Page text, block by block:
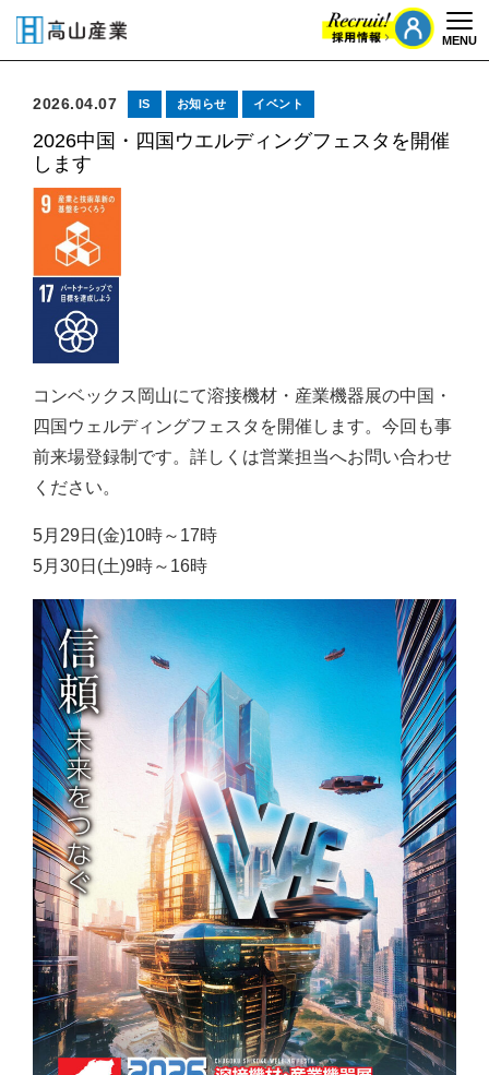
MENU
2026.04.07 IS お知らせ イベント
2026中国・四国ウエルディングフェスタを開催
します
コンベックス岡山にて溶接機材・産業機器展の中国・
四国ウェルディングフェスタを開催します。今回も事
前来場登録制です。詳しくは営業担当へお問い合わせ
ください。
5月29日(金)10時～17時
5月30日(土)9時～16時